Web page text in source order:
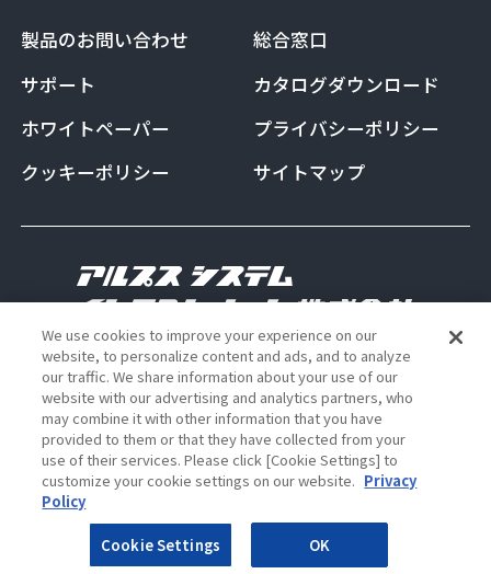
製品のお問い合わせ
総合窓口
サポート
カタログダウンロード
ホワイトペーパー
プライバシーポリシー
クッキーポリシー
サイトマップ
Copyright Alps System Integration Co., Ltd. All
rights reserved
ALSI 公式 Instagram アカウント
ALSI 公式 X アカウント
We use cookies to improve your experience on our
website, to personalize content and ads, and to analyze
our traffic. We share information about your use of our
website with our advertising and analytics partners, who
may combine it with other information that you have
provided to them or that they have collected from your
use of their services. Please click [Cookie Settings] to
customize your cookie settings on our website. Privacy
Policy
Cookie Settings OK